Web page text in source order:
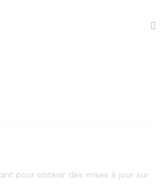
pour obtenir des mises à jour sur